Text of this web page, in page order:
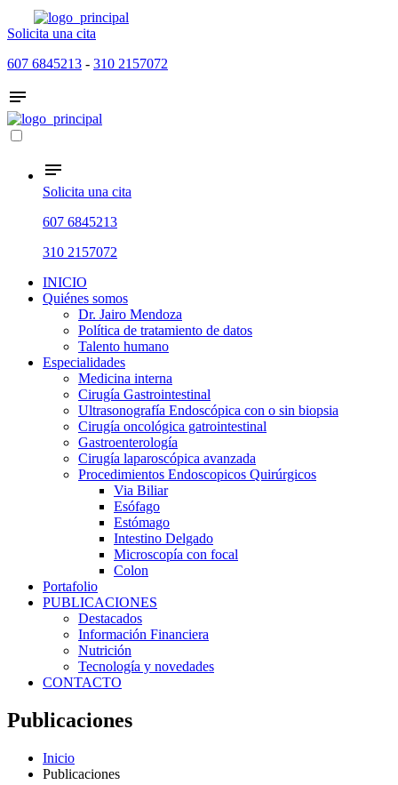
Solicita una cita
607 6845213 - 310 2157072
Solicita una cita
607 6845213
310 2157072
INICIO
Quiénes somos
Dr. Jairo Mendoza
Política de tratamiento de datos
Talento humano
Especialidades
Medicina interna
Cirugía Gastrointestinal
Ultrasonografía Endoscópica con o sin biopsia
Cirugía oncológica gatrointestinal
Gastroenterología
Cirugía laparoscópica avanzada
Procedimientos Endoscopicos Quirúrgicos
Via Biliar
Esófago
Estómago
Intestino Delgado
Microscopía con focal
Colon
Portafolio
PUBLICACIONES
Destacados
Información Financiera
Nutrición
Tecnología y novedades
CONTACTO
Publicaciones
Inicio
Publicaciones